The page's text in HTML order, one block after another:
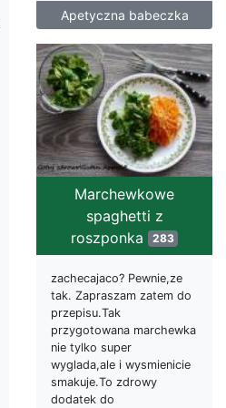
Apetyczna babeczka
Marchewkowe
spaghetti z
roszponka
283
zachecajaco? Pewnie,ze
tak. Zapraszam zatem do
przepisu.Tak
przygotowana marchewka
nie tylko super
wyglada,ale i wysmienicie
smakuje.To zdrowy
dodatek do